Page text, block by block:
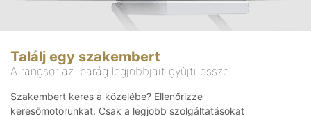
Találj egy szakembert
A rangsor az iparág legjobbjait gyűjti össze
Szakembert keres a közelébe? Ellenőrizze
keresőmotorunkat. Csak a legjobb szolgáltatásokat